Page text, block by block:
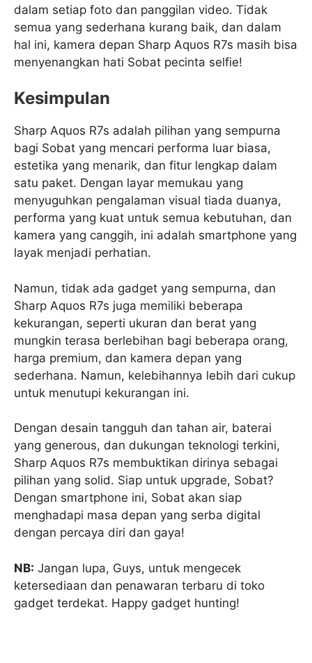
dalam setiap foto dan panggilan video. Tidak
semua yang sederhana kurang baik, dan dalam
hal ini, kamera depan Sharp Aquos R7s masih bisa
menyenangkan hati Sobat pecinta selfie!
Kesimpulan
Sharp Aquos R7s adalah pilihan yang sempurna
bagi Sobat yang mencari performa luar biasa,
estetika yang menarik, dan fitur lengkap dalam
satu paket. Dengan layar memukau yang
menyuguhkan pengalaman visual tiada duanya,
performa yang kuat untuk semua kebutuhan, dan
kamera yang canggih, ini adalah smartphone yang
layak menjadi perhatian.
Namun, tidak ada gadget yang sempurna, dan
Sharp Aquos R7s juga memiliki beberapa
kekurangan, seperti ukuran dan berat yang
mungkin terasa berlebihan bagi beberapa orang,
harga premium, dan kamera depan yang
sederhana. Namun, kelebihannya lebih dari cukup
untuk menutupi kekurangan ini.
Dengan desain tangguh dan tahan air, baterai
yang generous, dan dukungan teknologi terkini,
Sharp Aquos R7s membuktikan dirinya sebagai
pilihan yang solid. Siap untuk upgrade, Sobat?
Dengan smartphone ini, Sobat akan siap
menghadapi masa depan yang serba digital
dengan percaya diri dan gaya!
NB: Jangan lupa, Guys, untuk mengecek
ketersediaan dan penawaran terbaru di toko
gadget terdekat. Happy gadget hunting!